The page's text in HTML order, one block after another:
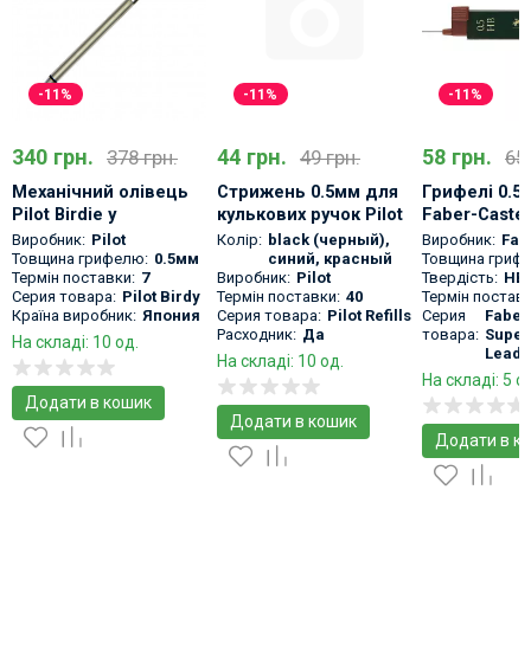
-11%
340 грн. 378 грн.
Механічний олівець
Pilot Birdie у
металевому корпусі,
мініатюрний
Виробник: Pilot
Товщина грифелю: 0.5мм
Термін поставки: 7
Серия товара: Pilot Birdy
Країна виробник: Япония
На складі: 10 од.
Додати в кошик
-11%
44 грн. 49 грн.
Стрижень 0.5мм для
кулькових ручок Pilot
Birdy BTRF-8EF
Колір: black (черный),
синий, красный
Виробник: Pilot
Термін поставки: 40
Серия товара: Pilot Refills
Расходник: Да
На складі: 10 од.
Додати в кошик
-11%
58 грн. 65
Грифелі
Faber-
Polymer
Виробник:
Товщина
Твердість:
Термін
Серия
товара:
Leads
На складі: 5
Додати в